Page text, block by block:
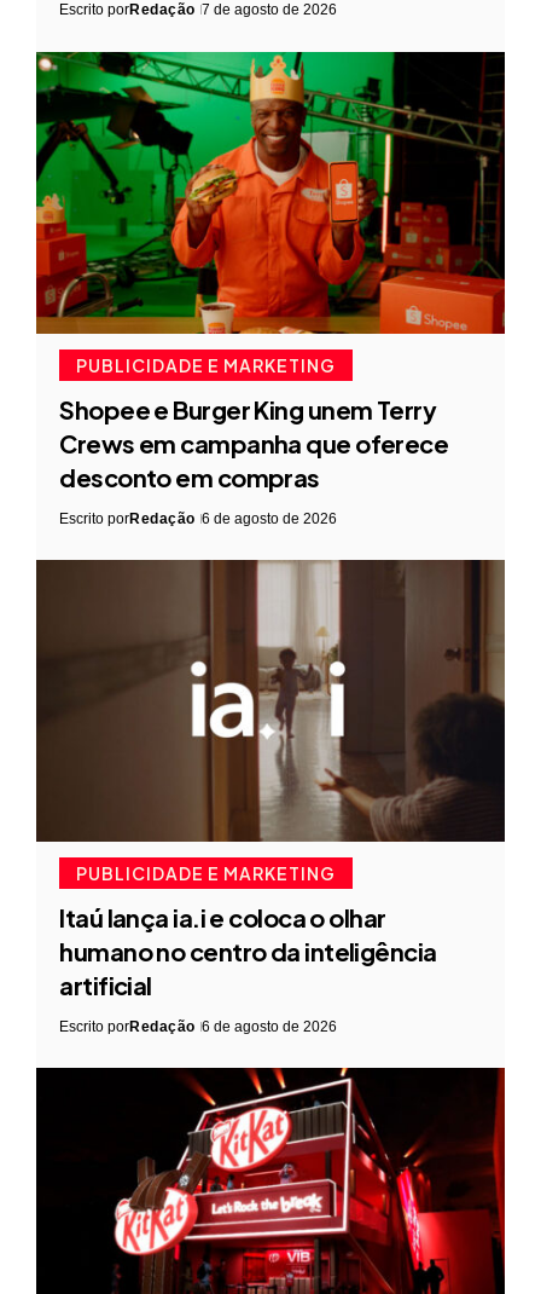
Escrito porRedação 7 de agosto de 2026
PUBLICIDADE E MARKETING
Shopee e Burger King unem Terry
Crews em campanha que oferece
desconto em compras
Escrito porRedação 6 de agosto de 2026
PUBLICIDADE E MARKETING
Itaú lança ia.i e coloca o olhar
humano no centro da inteligência
artificial
Escrito porRedação 6 de agosto de 2026